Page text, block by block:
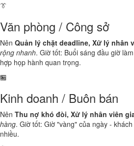
👔
Văn phòng / Công sở
Nên Quản lý chặt deadline, Xử lý nhân
rộng nhanh. Giờ tốt: Buổi sáng đầu giờ
hợp họp hành quan trọng.
🏪
Kinh doanh / Buôn bán
Nên Thu nợ khó đòi, Xử lý nhân viên
hàng. Giờ tốt: Giờ "vàng" của ngày -
nhiều.